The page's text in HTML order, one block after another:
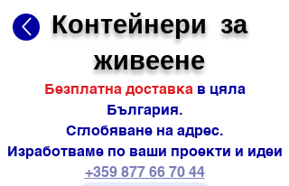
Контейнери за
живеене
Безплатна доставкав цяла
България.
Сглобяване на адрес.
Изработваме по ваши проекти и идеи
+359 877 66 70 44